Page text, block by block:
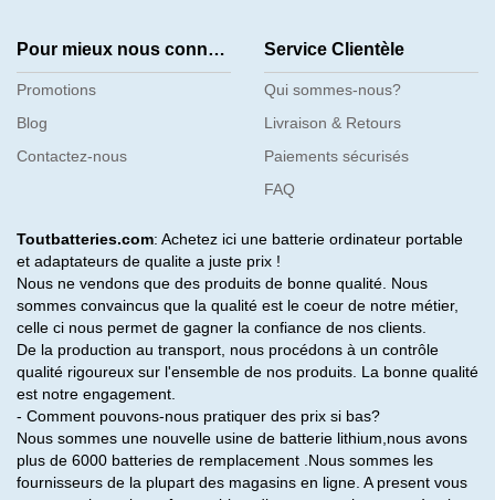
Pour mieux nous connaître
Promotions
Blog
Contactez-nous
Service Clientèle
Qui sommes-nous?
Livraison & Retours
Paiements sécurisés
FAQ
Toutbatteries.com: Achetez ici une batterie ordinateur portable
et adaptateurs de qualite a juste prix !
Nous ne vendons que des produits de bonne qualité. Nous
sommes convaincus que la qualité est le coeur de notre métier,
celle ci nous permet de gagner la confiance de nos clients.
De la production au transport, nous procédons à un contrôle
qualité rigoureux sur l'ensemble de nos produits. La bonne qualité
est notre engagement.
- Comment pouvons-nous pratiquer des prix si bas?
Nous sommes une nouvelle usine de batterie lithium,nous avons
plus de 6000 batteries de remplacement .Nous sommes les
fournisseurs de la plupart des magasins en ligne. A present vous